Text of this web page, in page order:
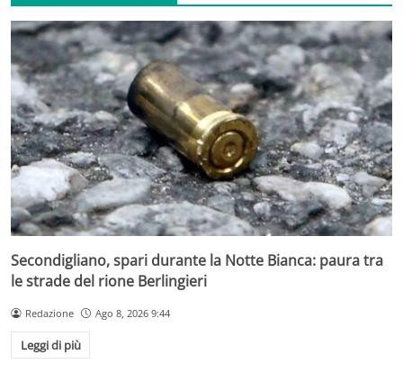
Secondigliano, spari durante la Notte Bianca: paura tra
le strade del rione Berlingieri
Redazione Ago 8, 2026 9:44
Leggi di più